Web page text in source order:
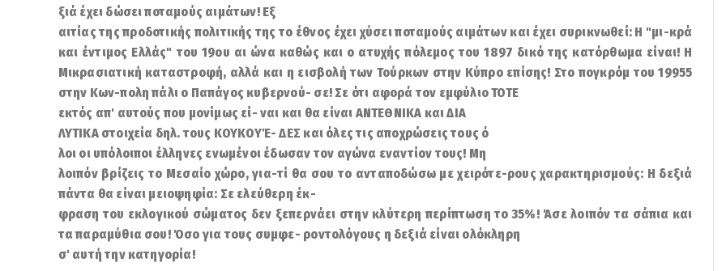
ξιά έχει δώσει ποταμούς αιμάτων! Εξ
αιτίας της προδοτικής πολιτικής της το έθνος έχει χύσει ποταμούς αιμάτων και έχει συρικνωθεί: Η "μι-κρά
και έντιμος Ελλάς" του 19ου αι ώνα καθώς και ο ατυχής πόλεμος του 1897 δικό της κατόρθωμα είναι! Η
Μικρασιατική καταστροφή, αλλά και η εισβολή των Τούρκων στην Κύπρο επίσης! Στο πογκρόμ του 19955
στην Κων-πολη πάλι ο Παπάγος κυβερνού- σε! Σε ότι αφορά τον εμφύλιο ΤΟΤΕ
εκτός απ' αυτούς που μονίμως εί- ναι και θα είναι ΑΝΤΕΘΝΙΚΑ και ΔΙΑ
ΛΥΤΙΚΑ στοιχεία δηλ. τους ΚΟΥΚΟΥΈ- ΔΕΣ και όλες τις αποχρώσεις τους ό
λοι οι υπόλοιποι έλληνες ενωμένοι έδωσαν τον αγώνα εναντίον τους! Μη
λοιπόν βρίζεις το Μεσαίο χώρο, για-τί θα σου το ανταποδώσω με χειρότε-ρους χαρακτηρισμούς: Η δεξιά
πάντα θα είναι μειοψηφία: Σε ελεύθερη έκ-
φραση του εκλογικού σώματος δεν ξεπερνάει στην κλύτερη περίπτωση το 35%! Άσε λοιπόν τα σάπια και
τα παραμύθια σου! Όσο για τους συμφε- ροντολόγους η δεξιά είναι ολόκληρη
σ' αυτή την κατηγορία!